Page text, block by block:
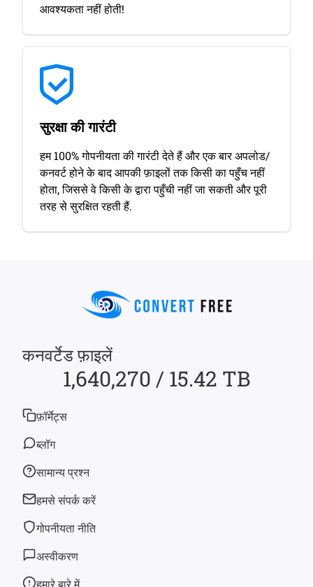
आवश्यकता नहीं होती!
सुरक्षा की गारंटी
हम 100% गोपनीयता की गारंटी देते हैं और एक बार अपलोड/
कनवर्ट होने के बाद आपकी फ़ाइलों तक किसी का पहुँच नहीं
होता, जिससे वे किसी के द्वारा पहुँची नहीं जा सकती और पूरी
तरह से सुरक्षित रहती हैं.
कनवर्टेड फ़ाइलें
1,640,270 / 15.42 TB
फ़ॉर्मेट्स
ब्लॉग
सामान्य प्रश्न
हमसे संपर्क करें
गोपनीयता नीति
अस्वीकरण
हमारे बारे में